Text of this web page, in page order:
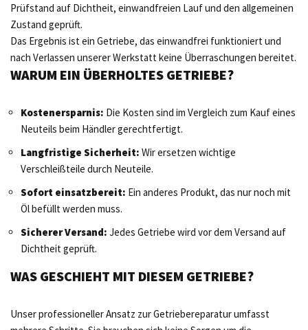
Prüfstand auf Dichtheit, einwandfreien Lauf und den allgemeinen
Zustand geprüft.
Das Ergebnis ist ein Getriebe, das einwandfrei funktioniert und
nach Verlassen unserer Werkstatt keine Überraschungen bereitet.
WARUM EIN ÜBERHOLTES GETRIEBE?
Kostenersparnis: Die Kosten sind im Vergleich zum Kauf eines
Neuteils beim Händler gerechtfertigt.
Langfristige Sicherheit: Wir ersetzen wichtige
Verschleißteile durch Neuteile.
Sofort einsatzbereit: Ein anderes Produkt, das nur noch mit
Öl befüllt werden muss.
Sicherer Versand: Jedes Getriebe wird vor dem Versand auf
Dichtheit geprüft.
WAS GESCHIEHT MIT DIESEM GETRIEBE?
Unser professioneller Ansatz zur Getriebereparatur umfasst